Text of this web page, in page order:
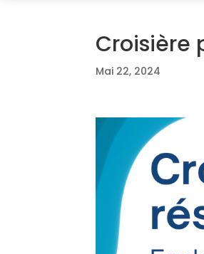
Croisière
Mai 22, 2024